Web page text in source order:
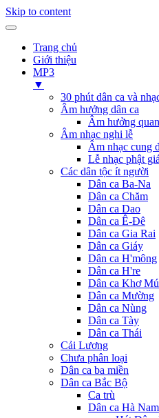
Skip to content
Trang chủ
Giới thiệu
MP3
▼
30 phút dân ca và
Âm hưởng dân ca
Âm hưởng
Âm nhạc nghi lễ
Âm nhạc cung
Lễ nhạc phật
Các dân tộc ít người
Dân ca Ba-Na
Dân ca Chăm
Dân ca Dao
Dân ca Ê-Đê
Dân ca Gia Rai
Dân ca Giáy
Dân ca H'mông
Dân ca H're
Dân ca Khơ Mú
Dân ca Mường
Dân ca Nùng
Dân ca Tày
Dân ca Thái
Cải Lương
Chưa phân loại
Dân ca ba miền
Dân ca Bắc Bộ
Ca trù
Dân ca Hà Nam